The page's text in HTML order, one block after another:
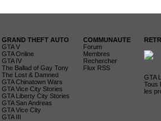
GRAND THEFT AUTO
GTA V
GTA Online
GTA IV
The Ballad of Gay Tony
The Lost & Damned
GTA Chinatown Wars
GTA Vice City Stories
GTA Liberty City Stories
GTA San Andreas
GTA Vice City
GTA III
COMMUNAUTE
Forum
Membres
Rechercher
Flux RSS
GTA
Tous
les